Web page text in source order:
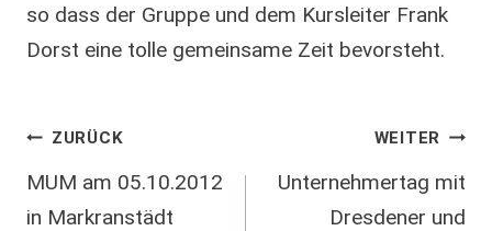
so dass der Gruppe und dem Kursleiter Frank
Dorst eine tolle gemeinsame Zeit bevorsteht.
Beitragsnavigation
ZURÜCK
MUM am 05.10.2012
in Markranstädt
WEITER
Unternehmertag mit
Dresdener und